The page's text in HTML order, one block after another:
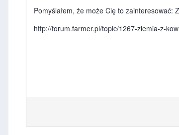
Pomyślałem, że może Cię to zainteresować:
http://forum.farmer.pl/topic/1267-ziemia-z-